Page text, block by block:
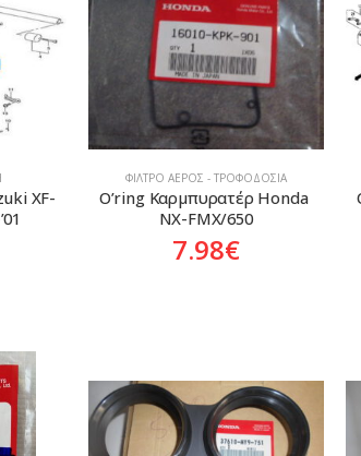
XF-
ΦΊΛΤΡΟ ΑΈΡΟΣ - ΤΡΟΦΟΔΟΣΊΑ
O’ring Καρμπυρατέρ Honda
NX-FMX/650
7.98€